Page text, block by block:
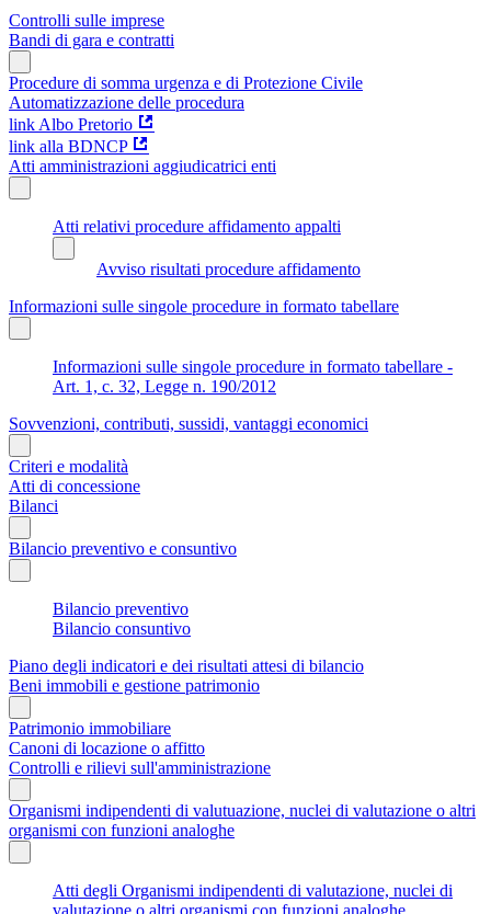
Controlli sulle imprese
Bandi di gara e contratti
Procedure di somma urgenza e di Protezione Civile
Automatizzazione delle procedura
link Albo Pretorio
link alla BDNCP
Atti amministrazioni aggiudicatrici enti
Atti relativi procedure affidamento appalti
Avviso risultati procedure affidamento
Informazioni sulle singole procedure in formato tabellare
Informazioni sulle singole procedure in formato tabellare -
Art. 1, c. 32, Legge n. 190/2012
Sovvenzioni, contributi, sussidi, vantaggi economici
Criteri e modalità
Atti di concessione
Bilanci
Bilancio preventivo e consuntivo
Bilancio preventivo
Bilancio consuntivo
Piano degli indicatori e dei risultati attesi di bilancio
Beni immobili e gestione patrimonio
Patrimonio immobiliare
Canoni di locazione o affitto
Controlli e rilievi sull'amministrazione
Organismi indipendenti di valutuazione, nuclei di valutazione o altri
organismi con funzioni analoghe
Atti degli Organismi indipendenti di valutazione, nuclei di
valutazione o altri organismi con funzioni analoghe